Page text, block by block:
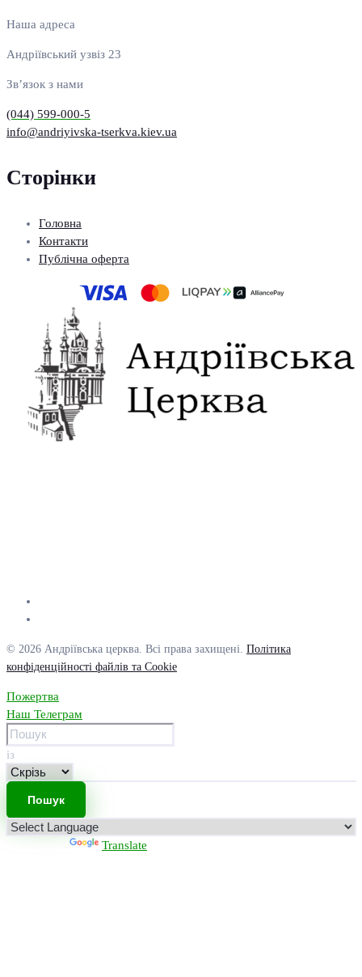
Наша адреса
Андріївський узвіз 23
Зв’язок з нами
(044) 599-000-5
info@andriyivska-tserkva.kiev.ua
Сторінки
Головна
Контакти
Публічна оферта
© 2026 Андріївська церква. Всі права захищені. Політика
конфіденційності файлів та Cookie
Пожертва
Наш Телеграм
із
Translate